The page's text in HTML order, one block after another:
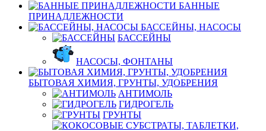
БАННЫЕ
ПРИНАДЛЕЖНОСТИ
БАССЕЙНЫ, НАСОСЫ
БАССЕЙНЫ
НАСОСЫ, ФОНТАНЫ
БЫТОВАЯ ХИМИЯ, ГРУНТЫ, УДОБРЕНИЯ
АНТИМОЛЬ
ГИДРОГЕЛЬ
ГРУНТЫ